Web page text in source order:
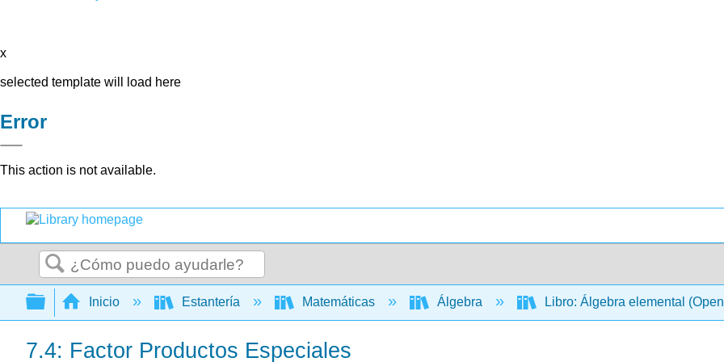
x
selected template will load here
Error
This action is not available.
Buscar
Expandir/contraer jerarquía global
Inicio Estantería Matemáticas Álgebra Libro: Álgebra elemental
7.4: Factor Productos Especiales